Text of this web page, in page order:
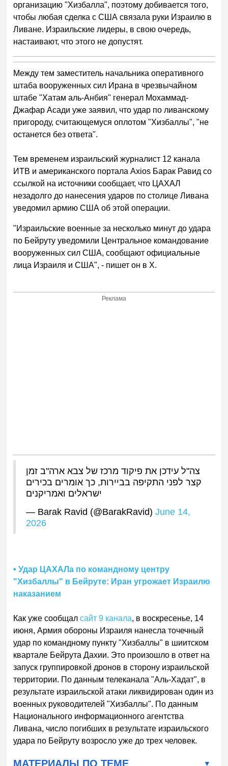
организацию "Хизбалла", поэтому добивается того,
чтобы любая сделка с США связала руки Израилю в
Ливане. Израильские лидеры, в свою очередь,
настаивают, что этого не допустят.
Между тем заместитель начальника оперативного
штаба вооруженных сил Ирана в чрезвычайном
штабе "Хатам аль-Анбия" генерал Мохаммад-
Джафар Асади уже заявил, что удар по ливанскому
пригороду, считающемуся оплотом "Хизбаллы", "не
останется без ответа".
Тем временем израильский журналист 12 канала
ИТВ и американского портала Axios Барак Равид со
ссылкой на источники сообщает, что ЦАХАЛ
незадолго до нанесения ударов по столице Ливана
уведомил армию США об этой операции.
"Израильские военные за несколько минут до удара
по Бейруту уведомили Центральное командование
вооруженных сил США, сообщают официальные
лица Израиля и США", - пишет он в X.
Реклама
צה"ל עידכן את פיקוד מרכז של צבא ארה"ב זמן
קצר לפני התקיפה בביירות, כך אומרים בכירים
ישראלים ואמריקנים
— Barak Ravid (@BarakRavid)June 14,
2026
• Удар ЦАХАЛа по командному центру
"Хизбаллы" в Бейруте: Иран угрожает Израилю
наказанием
Как уже сообщалсайт 9 канала, в воскресенье, 14
июня, Армия обороны Израиля нанесла точечный
удар по командному пункту "Хизбаллы" в шиитском
квартале Бейрута Дахии. Это произошло в ответ на
запуск группировкой дронов в сторону израильской
территории. По данным телеканала "Аль-Хадат", в
результате израильской атаки ликвидирован один из
военных руководителей "Хизбаллы". По данным
Национального информационного агентства
Ливана, число погибших в результате израильского
удара по Бейруту возросло уже до трех человек.
МАТЕРИАЛЫ ПО ТЕМЕ